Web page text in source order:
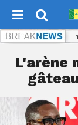
:
L'arène